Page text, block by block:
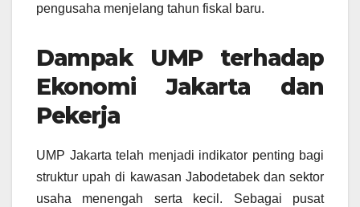
pengusaha menjelang tahun fiskal baru.
Dampak UMP terhadap
Ekonomi Jakarta dan
Pekerja
UMP Jakarta telah menjadi indikator penting bagi
struktur upah di kawasan Jabodetabek dan sektor
usaha menengah serta kecil. Sebagai pusat